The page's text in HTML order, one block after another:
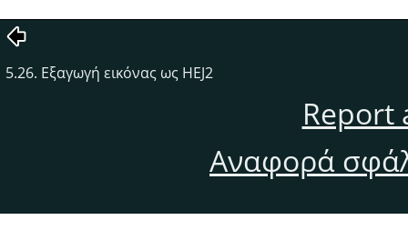
5.26. Εξαγωγή εικόνας ως HEJ2
Report
Αναφορά